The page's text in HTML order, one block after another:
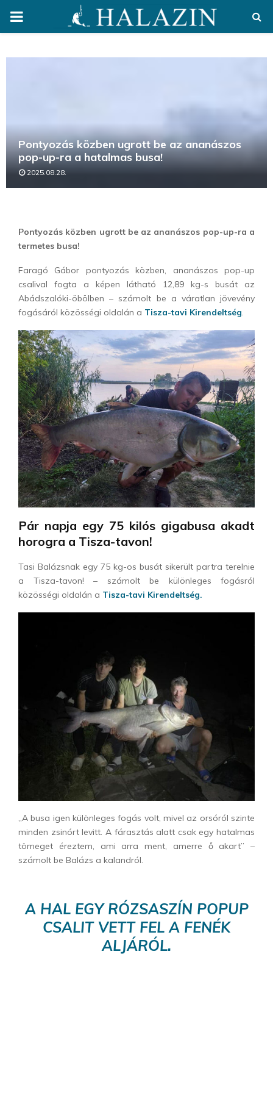
PRIMARY
Pontyozás közben ugrott be az ananászos
pop-up-ra a hatalmas busa!
2025.08.28.
Pontyozás közben ugrott be az ananászos pop-up-ra a
termetes busa!
Faragó Gábor pontyozás közben, ananászos pop-up
csalival fogta a képen látható 12,89 kg-s busát az
Abádszalóki-öbölben – számolt be a váratlan jövevény
fogásáról közösségi oldalán a Tisza-tavi Kirendeltség.
Pár napja egy 75 kilós gigabusa akadt
horogra a Tisza-tavon!
Tasi Balázsnak egy 75 kg-os busát sikerült partra terelnie
a Tisza-tavon! – számolt be különleges fogásról
közösségi oldalán a Tisza-tavi Kirendeltség.
„A busa igen különleges fogás volt, mivel az orsóról szinte
minden zsinórt levitt. A fárasztás alatt csak egy hatalmas
tömeget éreztem, ami arra ment, amerre ő akart” –
számolt be Balázs a kalandról.
A HAL EGY RÓZSASZÍN POPUP
CSALIT VETT FEL A FENÉK
ALJÁRÓL.